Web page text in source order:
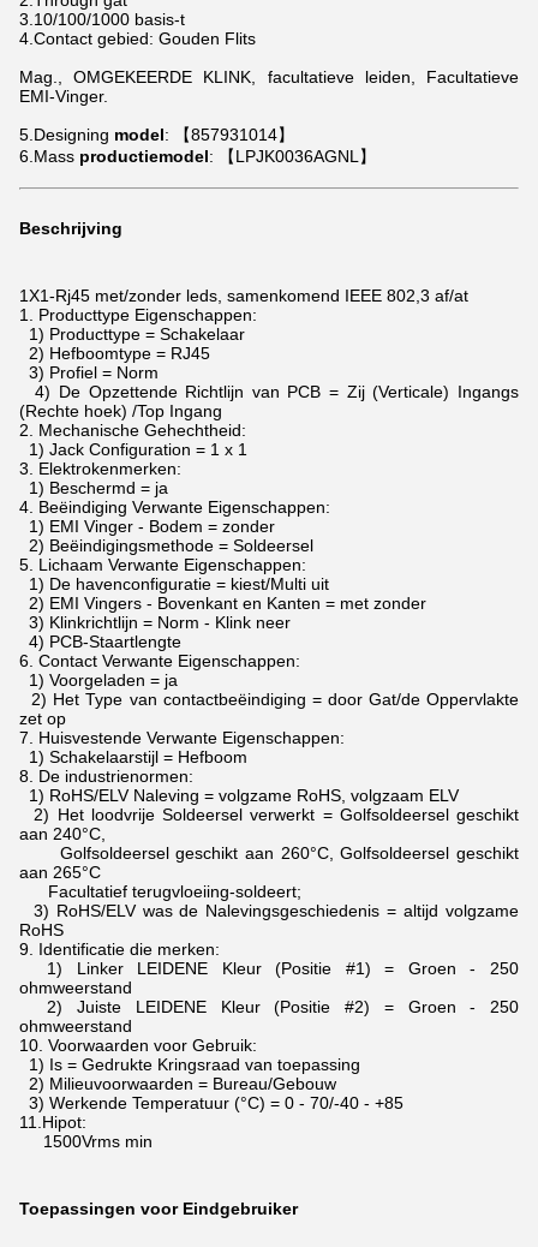
3.10/100/1000 basis-t
4.Contact gebied: Gouden Flits
Mag., OMGEKEERDE KLINK, facultatieve leiden, Facultatieve
EMI-Vinger.
5.Designing model: 【857931014】
6.Mass productiemodel: 【LPJK0036AGNL】
Beschrijving
1X1-Rj45 met/zonder leds, samenkomend IEEE 802,3 af/at
1. Producttype Eigenschappen:
1) Producttype = Schakelaar
2) Hefboomtype = RJ45
3) Profiel = Norm
4) De Opzettende Richtlijn van PCB = Zij (Verticale) Ingangs
(Rechte hoek) /Top Ingang
2. Mechanische Gehechtheid:
1) Jack Configuration = 1 x 1
3. Elektrokenmerken:
1) Beschermd = ja
4. Beëindiging Verwante Eigenschappen:
1) EMI Vinger - Bodem = zonder
2) Beëindigingsmethode = Soldeersel
5. Lichaam Verwante Eigenschappen:
1) De havenconfiguratie = kiest/Multi uit
2) EMI Vingers - Bovenkant en Kanten = met zonder
3) Klinkrichtlijn = Norm - Klink neer
4) PCB-Staartlengte
6. Contact Verwante Eigenschappen:
1) Voorgeladen = ja
2) Het Type van contactbeëindiging = door Gat/de Oppervlakte
zet op
7. Huisvestende Verwante Eigenschappen:
1) Schakelaarstijl = Hefboom
8. De industrienormen:
1) RoHS/ELV Naleving = volgzame RoHS, volgzaam ELV
2) Het loodvrije Soldeersel verwerkt = Golfsoldeersel geschikt
aan 240°C,
Golfsoldeersel geschikt aan 260°C, Golfsoldeersel geschikt
aan 265°C
Facultatief terugvloeiing-soldeert;
3) RoHS/ELV was de Nalevingsgeschiedenis = altijd volgzame
RoHS
9. Identificatie die merken:
1) Linker LEIDENE Kleur (Positie #1) = Groen - 250
ohmweerstand
2) Juiste LEIDENE Kleur (Positie #2) = Groen - 250
ohmweerstand
10. Voorwaarden voor Gebruik:
1) Is = Gedrukte Kringsraad van toepassing
2) Milieuvoorwaarden = Bureau/Gebouw
3) Werkende Temperatuur (°C) = 0 - 70/-40 - +85
11.Hipot:
1500Vrms min
Toepassingen voor Eindgebruiker